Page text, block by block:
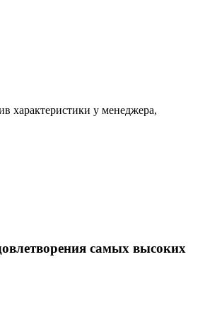
характеристики у менеджера,
самых высоких